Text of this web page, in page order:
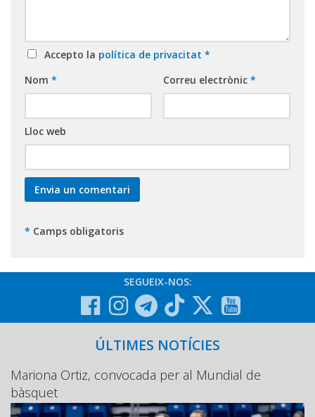
Accepto la política de privacitat *
Nom * Correu electrònic *
Lloc web
* Camps obligatoris
SEGUEIX-NOS:
ÚLTIMES NOTÍCIES
Mariona Ortiz, convocada per al Mundial de
bàsquet